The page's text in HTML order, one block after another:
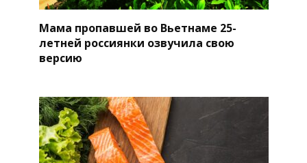
Мама пропавшей во Вьетнаме 25-
летней россиянки озвучила свою
версию